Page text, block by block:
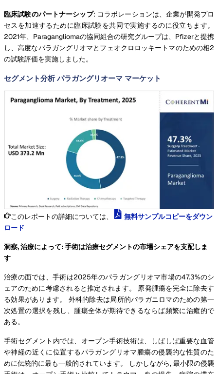
臨床試験のパートナーシップ: コラボレーションは、企業が開発プロ
セスを加速するために臨床試験を共同で実施するのに役立ちます。
2021年、Paragangliomaの協同組合の研究グループは、Pfizerと提携
し、高度なパラガングリオマとフェオクロロッキートマのための相2
の試験評価を実施しました。
セグメント分析 パラガングリオーマ マーケット
このレポートの詳細については、
無料サンプルコピーをダウン
ロード
洞察, 治療によって: 手術は治療セグメントの市場シェアを支配しま
す
治療の面では、手術は2025年のパラガングリオマ市場の47.3%のシ
ェアのために考慮されると推定されます。 原発腫瘍を完全に除去す
る効果があります。 外科的除去は局所的パラガニロマのための第一
次処置の選択を残し、腫瘍全体が期待できるならば頻繁に治癒的で
ある。
手術セグメント内では、オープン手術技術は、しばしば重要な血管
や神経の近くに位置するパラガングリオマ腫瘍の侵襲的な性質のた
めに伝統的に最も一般的されています。 しかしながら, 最小限の侵襲